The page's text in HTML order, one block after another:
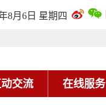
8月6日 星期四
交流 在线服务